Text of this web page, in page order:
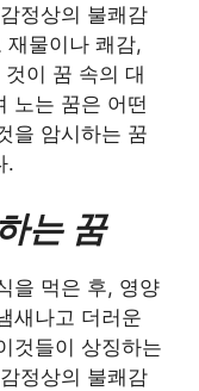
정상의 불쾌감
재물이나 쾌감,
이 꿈 속의 대
노는 꿈은 어떤
을 암시하는 꿈
.
는 꿈
을 먹은 후, 영양
새나고 더러운
것들이 상징하는
정상의 불쾌감